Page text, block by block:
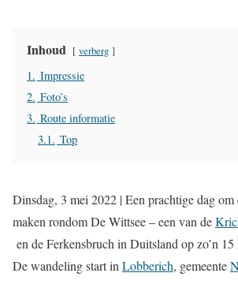
Inhoud verberg
1. Impressie
2. Foto’s
3. Route informatie
3.1. Top
Dinsdag, 3 mei 2022 | Een prachtige dag
maken rondom De Wittsee – een van de
en de Ferkensbruch in Duitsland op zo’n
De wandeling start in Lobberich, gemeente